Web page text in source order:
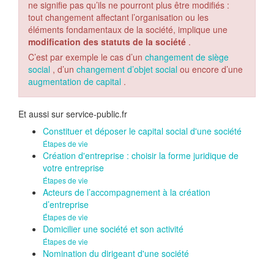
ne signifie pas qu’ils ne pourront plus être modifiés :
tout changement affectant l’organisation ou les
éléments fondamentaux de la société, implique une
modification des statuts de la société .
C’est par exemple le cas d’un changement de siège
social , d’un changement d’objet social ou encore d’une
augmentation de capital .
Et aussi sur service-public.fr
Constituer et déposer le capital social d'une société
Étapes de vie
Création d'entreprise : choisir la forme juridique de
votre entreprise
Étapes de vie
Acteurs de l’accompagnement à la création
d’entreprise
Étapes de vie
Domicilier une société et son activité
Étapes de vie
Nomination du dirigeant d'une société